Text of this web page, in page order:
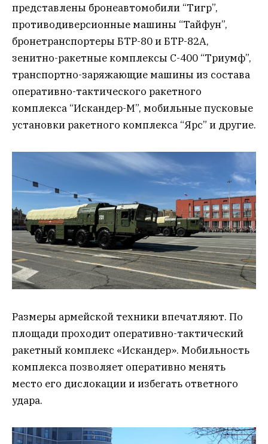
представлены бронеавтомобили “Тигр”,
противодиверсионные машины “Тайфун”,
бронетранспортеры БТР-80 и БТР-82А,
зенитно-ракетные комплексы С-400 “Триумф”,
транспортно-заряжающие машины из состава
оперативно-тактического ракетного
комплекса “Искандер-М”, мобильные пусковые
установки ракетного комплекса “Ярс” и другие.
Размеры армейской техники впечатляют. По
площади проходит оперативно-тактический
ракетный комплекс «Искандер». Мобильность
комплекса позволяет оперативно менять
место его дислокации и избегать ответного
удара.